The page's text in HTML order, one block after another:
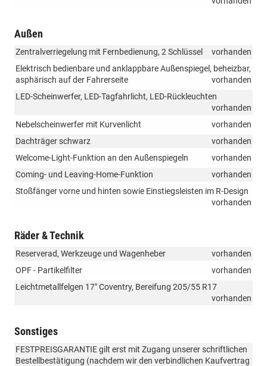
Außen
Zentralverriegelung mit Fernbedienung, 2 Schlüssel
vorhanden
Elektrisch bedienbare und anklappbare Außenspiegel, beheizbar,
asphärisch auf der Fahrerseite
vorhanden
LED-Scheinwerfer, LED-Tagfahrlicht, LED-Rückleuchten
vorhanden
Nebelscheinwerfer mit Kurvenlicht
vorhanden
Dachträger schwarz
vorhanden
Welcome-Light-Funktion an den Außenspiegeln
vorhanden
Coming- und Leaving-Home-Funktion
vorhanden
Stoßfänger vorne und hinten sowie Einstiegsleisten im R-Design
vorhanden
Räder & Technik
Reserverad, Werkzeuge und Wagenheber
vorhanden
OPF - Partikelfilter
vorhanden
Leichtmetallfelgen 17" Coventry, Bereifung 205/55 R17
vorhanden
Sonstiges
FESTPREISGARANTIE gilt erst mit Zugang unserer schriftlichen
Bestellbestätigung (nachdem wir den verbindlichen Kaufvertrag